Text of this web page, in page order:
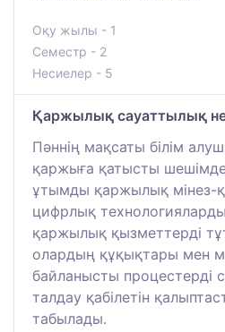
Оқу жылы - 1
Семестр - 2
Несиелер - 5
Қаржылық сауаттылық
Пәннің мақсаты білім
қаржыға қатысты
ұтымды қаржылық мінез-
цифрлық
қаржылық қызметтерді
олардың құқықтары мен
байланысты процестерді
талдау қабілетін
табылады.